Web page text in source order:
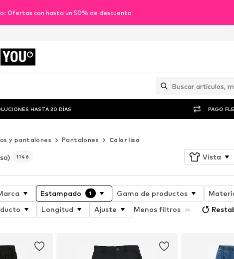
Ofertas con hasta un 50% de descuento
YOU
HASTA 30 DÍAS PAGO
y pantalones Pantalones Color liso
1146 Vista
Estampado 1 Gama de productos
Longitud Ajuste Menos filtros